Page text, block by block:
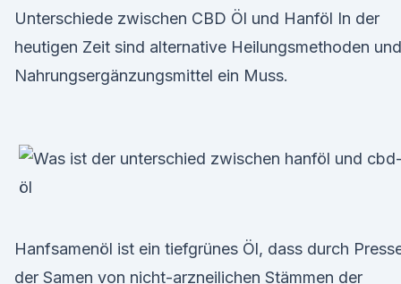
Unterschiede zwischen CBD Öl und Hanföl In der
heutigen Zeit sind alternative Heilungsmethoden und
Nahrungsergänzungsmittel ein Muss.
Hanfsamenöl ist ein tiefgrünes Öl, dass durch
der Samen von nicht-arzneilichen Stämmen der